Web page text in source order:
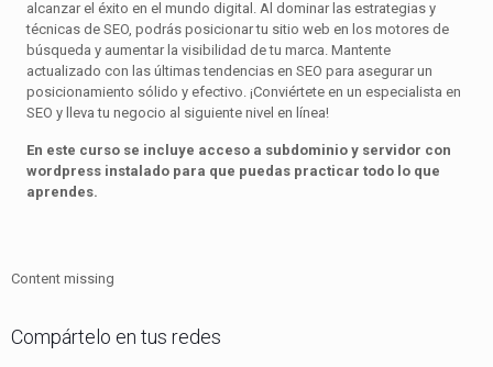
alcanzar el éxito en el mundo digital. Al dominar las estrategias y
técnicas de SEO, podrás posicionar tu sitio web en los motores de
búsqueda y aumentar la visibilidad de tu marca. Mantente
actualizado con las últimas tendencias en SEO para asegurar un
posicionamiento sólido y efectivo. ¡Conviértete en un especialista en
SEO y lleva tu negocio al siguiente nivel en línea!
En este curso se incluye acceso a subdominio y servidor con
wordpress instalado para que puedas practicar todo lo que
aprendes.
Content missing
Compártelo en tus redes